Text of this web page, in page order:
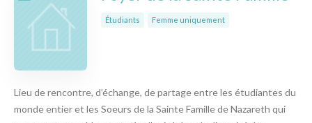
Étudiants Femme uniquement
Lieu de rencontre, d’échange, de partage entre les étudiantes du
monde entier et les Soeurs de la Sainte Famille de Nazareth qui